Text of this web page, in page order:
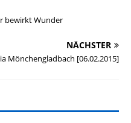
bewirkt Wunder
NÄCHSTER
Mönchengladbach [06.02.2015]